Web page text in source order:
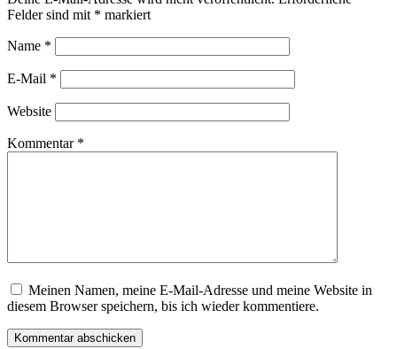
Felder sind mit * markiert
Name *
E-Mail *
Website
Kommentar *
Meinen Namen, meine E-Mail-Adresse und meine Website in
diesem Browser speichern, bis ich wieder kommentiere.